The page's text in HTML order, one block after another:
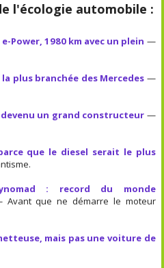
l'écologie automobile :
Power, 1980 km avec un plein —
la plus branchée des Mercedes —
un grand constructeur —
que le diesel serait le plus
: record du monde
Avant que ne démarre le moteur
mais pas une voiture de